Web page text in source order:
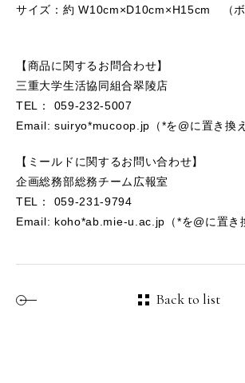
サイズ：約 W10cm×D10cm×H15cm （ボ
【商品に関するお問合わせ】
三重大学生活協同組合翠陵店
TEL： 059-232-5007
Email: suiryo*mucoop.jp（*を@に置き換
【ミールドに関するお問い合わせ】
企画総務部総務チーム広報室
TEL： 059-231-9794
Email: koho*ab.mie-u.ac.jp（*を@に置き
Back to list